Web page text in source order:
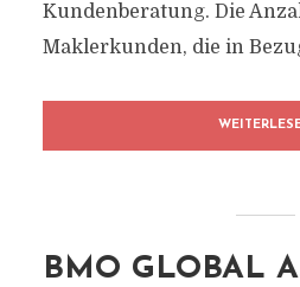
Kundenberatung. Die
Maklerkunden, die in
BMO GLOBAL